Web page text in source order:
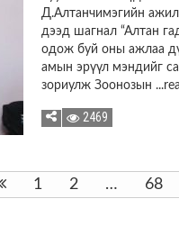
Д.Алтанчимэгийн
дээд шагнал “Алтан
одож буй оны ажлаа
амын эрүүл мэндийг
зориулж Зоонозын
2469
1 2 … 68